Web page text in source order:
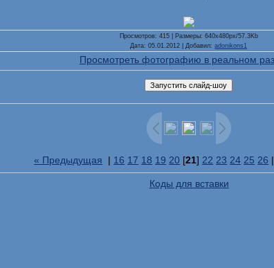
Просмотров: 415 | Размеры: 640x480px/57.3Kb
Дата: 05.01.2012 | Добавил:adonikons1
Просмотреть фотографию в реальном
« Предыдущая | 16 17 18 19 20 [21] 22 23 24 25 26
Коды для вставки